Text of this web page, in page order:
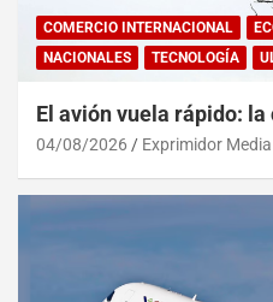
COMERCIO INTERNACIONAL
NACIONALES
TECNOLOGÍA
El avión vuela rápido:
04/08/2026 Exprimidor Media